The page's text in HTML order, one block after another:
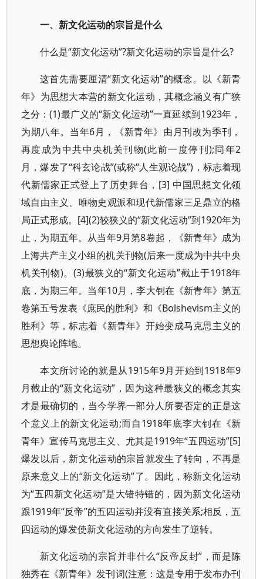
一、新文化运动的宗旨是什么
什么是“新文化运动”?新文化运动的宗旨是什么?
这首先需要厘清“新文化运动”的概念。以《新青
年》为思想大本营的新文化运动，其概念涵义有广狭
之分：(1)最广义的“新文化运动”一直延续到1923年，
为期八年。当年6月，《新青年》由月刊改为季刊，
再度成为中共中央机关刊物(此前一度停刊);同年2
月，爆发了“科玄论战”(或称“人生观论战”)，标志着现
代新儒家正式登上了历史舞台，[3] 中国思想文化领
域自由主义、唯物史观派和现代新儒家三足鼎立的格
局正式形成。[4](2)较狭义的“新文化运动”到1920年为
止，为期五年。从当年9月第8卷起，《新青年》成为
上海共产主义小组的机关刊物(后来一度成为中共中央
机关刊物)。(3)最狭义的“新文化运动”截止于1918年
底，为期三年。当年10月，李大钊在《新青年》第五
卷第五号发表《庶民的胜利》和《Bolshevism主义的
胜利》等，标志着《新青年》开始变成马克思主义的
思想舆论阵地。
本文所讨论的就是从1915年9月开始到1918年9
月截止的“新文化运动”，因为这种最狭义的概念其实
才是最确切的，当今学界一部分人所要否定的正是这
个意义上的新文化运动;而自1918年底李大钊在《新
青年》宣传马克思主义、尤其是1919年“五四运动”[5]
爆发以后，新文化运动的宗旨就发生了转向，不再是
原来意义上的“新文化运动”了。因此，称新文化运动
为“五四新文化运动”是大错特错的，因为新文化运动
跟1919年“反帝”的五四运动并没有直接关系;相反，五
四运动的爆发使新文化运动的方向发生了逆转。
新文化运动的宗旨并非什么“反帝反封”，而是陈
独秀在《新青年》发刊词(注意：这是专用于发布办刊